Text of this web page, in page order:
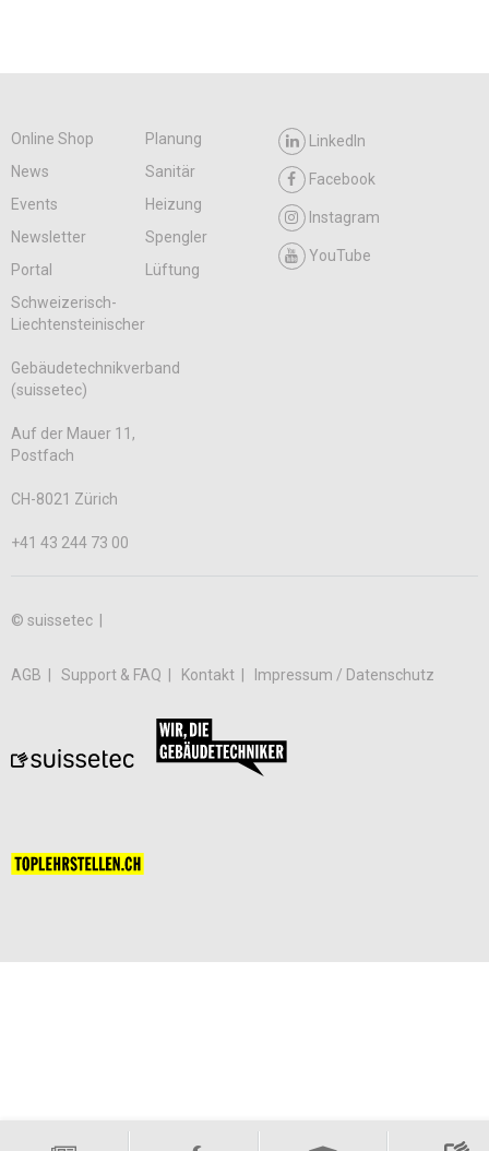
Online Shop
Planung
News
Sanitär
Events
Heizung
Newsletter
Spengler
Portal
Lüftung
LinkedIn
Facebook
Instagram
YouTube
Schweizerisch-
Liechtensteinischer
Gebäudetechnikverband
(suissetec)
Auf der Mauer 11,
Postfach
CH-8021 Zürich
+41 43 244 73 00
© suissetec |
AGB Support & FAQ Kontakt Impressum / Datenschutz